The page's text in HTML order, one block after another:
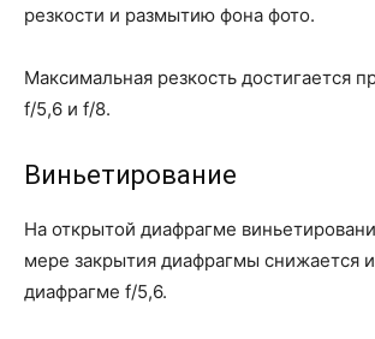
резкости и размытию фона фото.
Максимальная резкость достигается
f/5,6 и f/8.
Виньетирование
На открытой диафрагме
мере закрытия диафрагмы снижается
диафрагме f/5,6.